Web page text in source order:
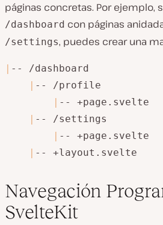
páginas concretas. Por ejemplo,
/dashboard con páginas
/settings, puedes crear una
| -- /dashboard
| -- /profile
| -- +page.svelte
| -- /settings
| -- +page.svelte
| -- +layout.svelte
Navegación
SvelteKit